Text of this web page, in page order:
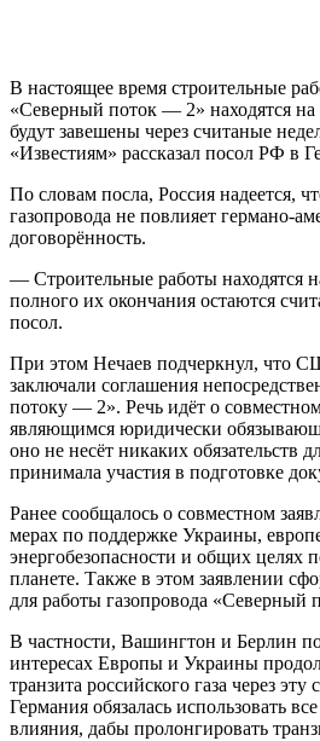
В настоящее время строительные
«Северный поток — 2» находятся
будут завешены через считаные
«Известиям» рассказал посол РФ в
По словам посла, Россия надеется,
газопровода не повлияет германо-
договорённость.
— Строительные работы находятся
полного их окончания остаются
посол.
При этом Нечаев подчеркнул, что
заключали соглашения
потоку — 2». Речь идёт о
являющимся юридически
оно не несёт никаких обязательств
принимала участия в подготовке
Ранее сообщалось о совместном
мерах по поддержке Украины,
энергобезопасности и общих целях
планете. Также в этом заявлении
для работы газопровода «Северный
В частности, Вашингтон и Берлин
интересах Европы и Украины
транзита российского газа через эту
Германия обязалась использовать
влияния, дабы пролонгировать